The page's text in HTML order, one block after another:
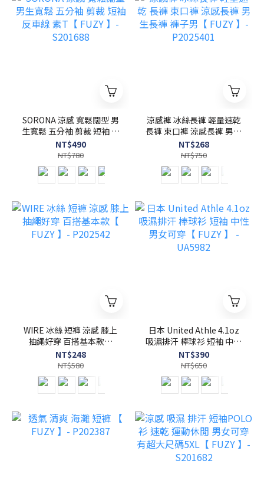
SORONA 涼感 寬鬆闊型 男
生寬鬆 五分袖 剪裁 短袖 反
車線 素T【 FUZY 】-
S201688
NT$490
NT$780
涼感褲 冰絲長褲 輕量速乾
長褲 束口褲 涼感長褲 男生
長褲 褲子男【 FUZY 】-
P2025401
NT$268
NT$750
WIRE 冰絲 短褲 涼感 膝上
抽繩好穿 百搭基本款【
FUZY 】- P202542
NT$248
NT$580
日本 United Athle 4.1oz
吸濕排汗 棒球衫 短袖 中性
男女可穿【 FUZY 】 -
UA5982
NT$390
NT$650